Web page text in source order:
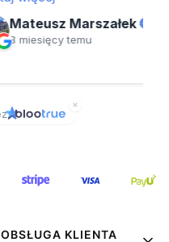
OBSŁUGA KLIENTA